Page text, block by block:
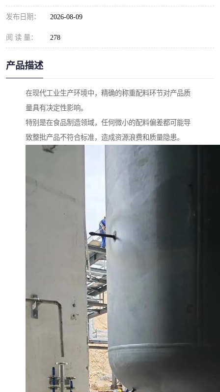
发布日期： 2026-08-09
阅 读 量： 278
产品描述
在现代工业生产环境中，精确的称重配料环节对产品质
量具有决定性影响。
特别是在食品制造领域，任何微小的配料偏差都可能导
致整批产品不符合标准，造成资源浪费和质量隐患。